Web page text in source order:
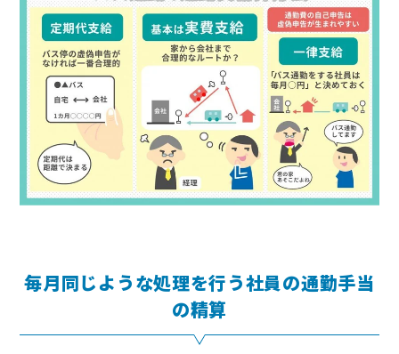
毎月同じような処理を行う社員の通勤手当
の精算